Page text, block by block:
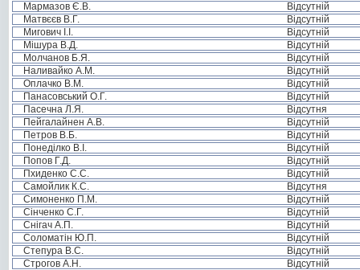
Мармазов Є.В.
Відсутній
Матвєєв В.Г.
Відсутній
Мигович І.І.
Відсутній
Мішура В.Д.
Відсутній
Молчанов Б.Я.
Відсутній
Наливайко А.М.
Відсутній
Оплачко В.М.
Відсутній
Панасовський О.Г.
Відсутній
Пасечна Л.Я.
Відсутня
Пейгалайнен А.В.
Відсутній
Петров В.Б.
Відсутній
Понеділко В.І.
Відсутній
Попов Г.Д.
Відсутній
Пхиденко С.С.
Відсутній
Самойлик К.С.
Відсутня
Симоненко П.М.
Відсутній
Сінченко С.Г.
Відсутній
Снігач А.П.
Відсутній
Соломатін Ю.П.
Відсутній
Степура В.С.
Відсутній
Строгов А.Н.
Відсутній